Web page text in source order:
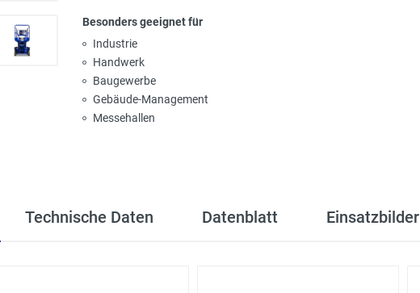
Besonders geeignet für
Industrie
Handwerk
Baugewerbe
Gebäude-Management
Messehallen
Technische Daten Datenblatt Einsatzbilder